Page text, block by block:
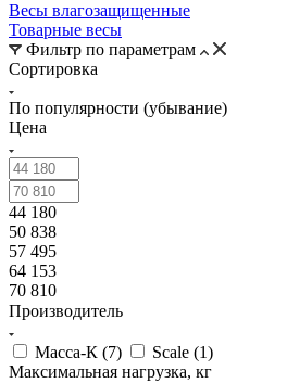
Весы влагозащищенные
Товарные весы
Фильтр по параметрам
Сортировка
По популярности (убывание)
Цена
44 180
50 838
57 495
64 153
70 810
Производитель
Масса-К (7) Scale (1)
Максимальная нагрузка, кг